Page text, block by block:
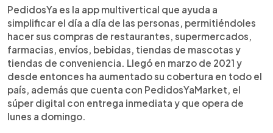
PedidosYa es la app multivertical que ayuda a
simplificar el día a día de las personas, permitiéndoles
hacer sus compras de restaurantes, supermercados,
farmacias, envíos, bebidas, tiendas de mascotas y
tiendas de conveniencia. Llegó en marzo de 2021 y
desde entonces ha aumentado su cobertura en todo el
país, además que cuenta con PedidosYaMarket, el
súper digital con entrega inmediata y que opera de
lunes a domingo.